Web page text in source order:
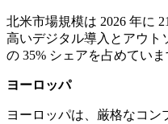
北米市場規模は 2026 年に
高いデジタル導入とアウト
の 35% シェアを占めていま
ヨーロッパ
ヨーロッパは、厳格なコン